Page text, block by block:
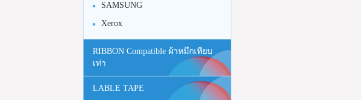
SAMSUNG
Xerox
RIBBON Compatible ผ้าหมึกเทียบ
เท่า
LABLE TAPE